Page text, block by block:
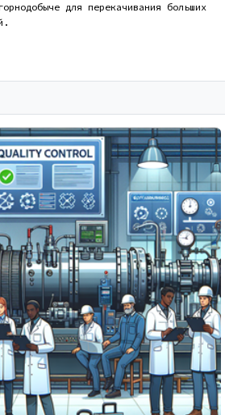
для перекачивания больших